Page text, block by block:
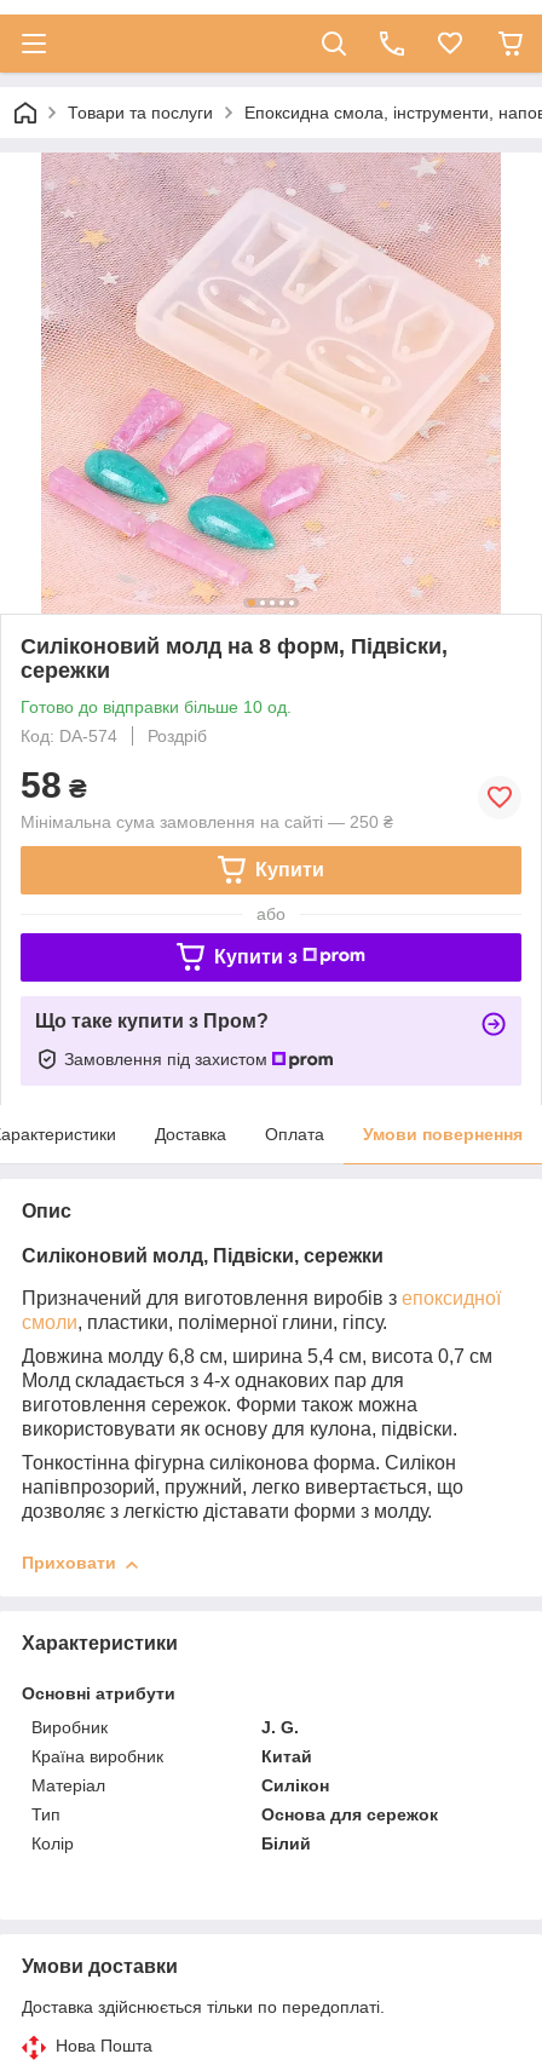
Товари та послуги Епоксидна смола, інструменти,
Силіконовий молд на 8 форм, Підвіски,
сережки
Готово до відправки більше 10 од.
Код: DA-574
Роздріб
58 ₴
Мінімальна сума замовлення на сайті — 250 ₴
Купити
або
Купити з
Що таке купити з Пром?
Замовлення під захистом
Доставка Оплата Умови повернення
Опис
Силіконовий молд, Підвіски, сережки
Призначений для виготовлення виробів з епоксидної
смоли, пластики, полімерної глини, гіпсу.
Довжина молду 6,8 см, ширина 5,4 см, висота 0,7 см
Молд складається з 4-х однакових пар для
виготовлення сережок. Форми також можна
використовувати як основу для кулона, підвіски.
Тонкостінна фігурна силіконова форма. Силікон
напівпрозорий, пружний, легко вивертається, що
дозволяє з легкістю діставати форми з молду.
Приховати
Характеристики
Основні атрибути
Виробник
J. G.
Країна виробник
Китай
Матеріал
Силікон
Тип
Основа для сережок
Колір
Білий
Умови доставки
Доставка здійснюється тільки по передоплаті.
Нова Пошта